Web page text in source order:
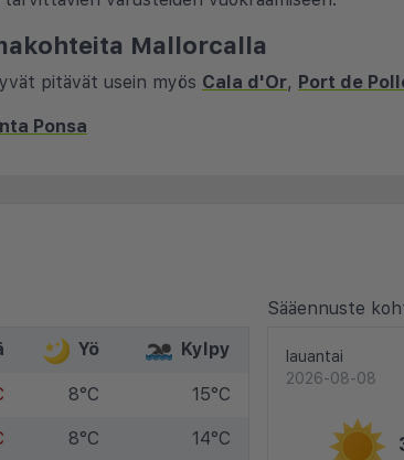
Mallorcalla
pitävät usein myös Cala d'Or, Port de
Ponsa
Yö Kylpy
8°C 15°C
8°C 14°C
Sääennuste
lauantai
2026-08-08